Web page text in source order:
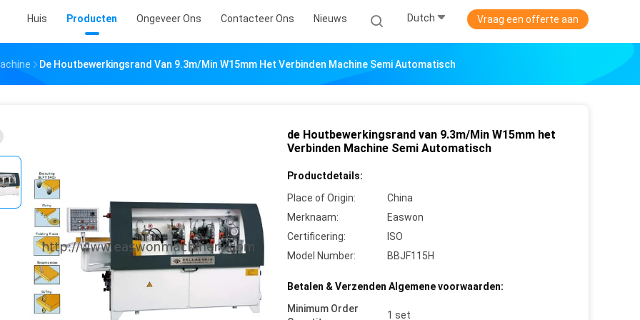
Huis Producten Ongeveer Ons Contacteer Ons Nieuws Dutch Vraag een offerte aan
De Houtbewerkingsrand Van 9.3m/Min W15mm Het Verbinden Machine Semi Automatisch
de Houtbewerkingsrand van 9.3m/Min W15mm het
Verbinden Machine Semi Automatisch
Productdetails:
Place of Origin:
China
Merknaam:
Easwon
Certificering:
ISO
Model Number:
BBJF115H
Betalen & Verzenden Algemene voorwaarden:
Minimum Order
1 set